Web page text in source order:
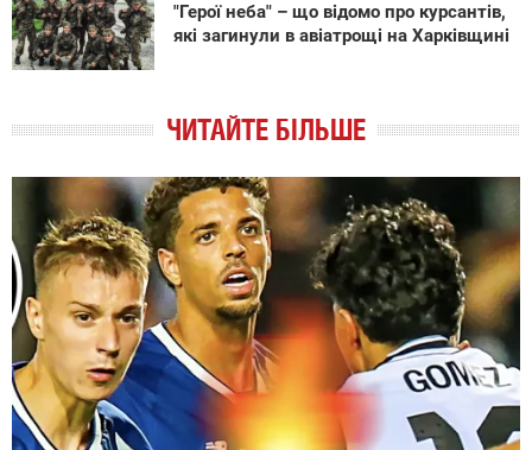
"Герої неба" – що відомо про курсантів,
які загинули в авіатрощі на Харківщині
ЧИТАЙТЕ БІЛЬШЕ